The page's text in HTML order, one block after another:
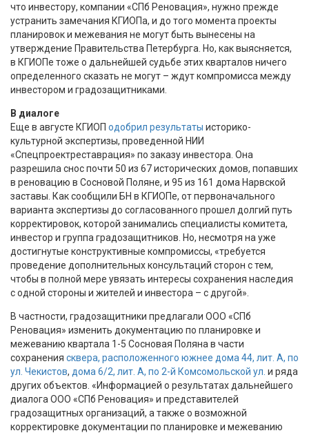
что инвестору, компании «СПб Реновация», нужно прежде
устранить замечания КГИОПа, и до того момента проекты
планировок и межевания не могут быть вынесены на
утверждение Правительства Петербурга. Но, как выясняется,
в КГИОПе тоже о дальнейшей судьбе этих кварталов ничего
определенного сказать не могут – ждут компромисса между
инвестором и градозащитниками.
В диалоге
Еще в августе КГИОП одобрил результаты историко-
культурной экспертизы, проведенной НИИ
«Спецпроектреставрация» по заказу инвестора. Она
разрешила снос почти 50 из 67 исторических домов, попавших
в реновацию в Сосновой Поляне, и 95 из 161 дома Нарвской
заставы. Как сообщили БН в КГИОПе, от первоначального
варианта экспертизы до согласованного прошел долгий путь
корректировок, которой занимались специалисты комитета,
инвестор и группа градозащитников. Но, несмотря на уже
достигнутые конструктивные компромиссы, «требуется
проведение дополнительных консультаций сторон с тем,
чтобы в полной мере увязать интересы сохранения наследия
с одной стороны и жителей и инвестора – с другой».
В частности, градозащитники предлагали ООО «СПб
Реновация» изменить документацию по планировке и
межеванию квартала 1-5 Сосновая Поляна в части
сохранения сквера, расположенного южнее дома 44, лит. А, по
ул. Чекистов, дома 6/2, лит. А, по 2-й Комсомольской ул. и ряда
других объектов. «Информацией о результатах дальнейшего
диалога ООО «СПб Реновация» и представителей
градозащитных организаций, а также о возможной
корректировке документации по планировке и межеванию